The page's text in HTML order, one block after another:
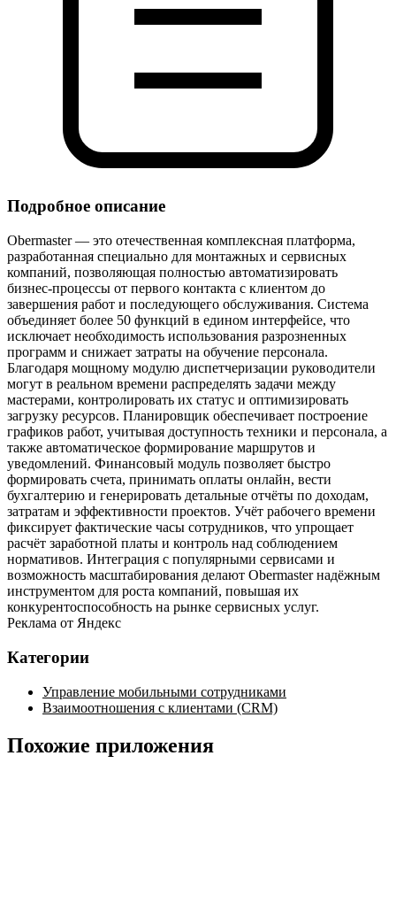
Подробное описание
Obermaster — это отечественная комплексная платформа,
разработанная специально для монтажных и сервисных
компаний, позволяющая полностью автоматизировать
бизнес‑процессы от первого контакта с клиентом до
завершения работ и последующего обслуживания. Система
объединяет более 50 функций в едином интерфейсе, что
исключает необходимость использования разрозненных
программ и снижает затраты на обучение персонала.
Благодаря мощному модулю диспетчеризации руководители
могут в реальном времени распределять задачи между
мастерами, контролировать их статус и оптимизировать
загрузку ресурсов. Планировщик обеспечивает построение
графиков работ, учитывая доступность техники и персонала, а
также автоматическое формирование маршрутов и
уведомлений. Финансовый модуль позволяет быстро
формировать счета, принимать оплаты онлайн, вести
бухгалтерию и генерировать детальные отчёты по доходам,
затратам и эффективности проектов. Учёт рабочего времени
фиксирует фактические часы сотрудников, что упрощает
расчёт заработной платы и контроль над соблюдением
нормативов. Интеграция с популярными сервисами и
возможность масштабирования делают Obermaster надёжным
инструментом для роста компаний, повышая их
конкурентоспособность на рынке сервисных услуг.
Реклама от Яндекс
Категории
Управление мобильными сотрудниками
Взаимоотношения с клиентами (CRM)
Похожие приложения